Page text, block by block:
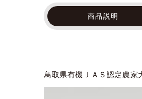
商品説明
鳥取県有機ＪＡＳ認定農家